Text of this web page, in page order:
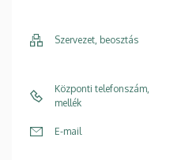
Szervezet, beosztás
Központi telefonszám,
mellék
E-mail